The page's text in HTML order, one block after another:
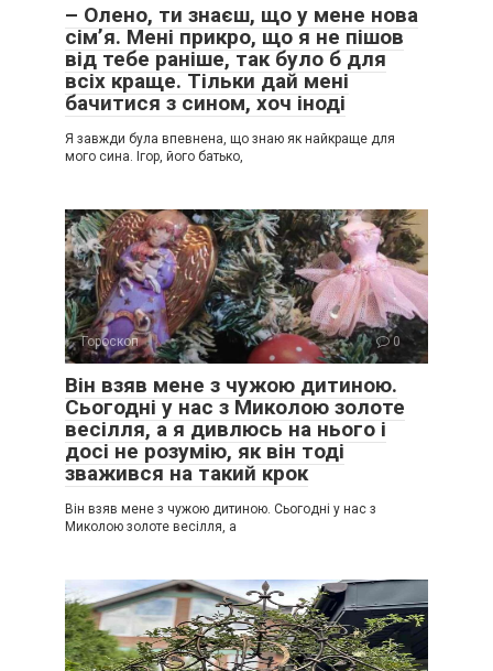
– Олено, ти знаєш, що у мене нова
сім’я. Мені прикро, що я не пішов
від тебе раніше, так було б для
всіх краще. Тільки дай мені
бачитися з сином, хоч іноді
Я завжди була впевнена, що знаю як найкраще для
мого сина. Ігор, його батько,
Гороскоп 0
Він взяв мене з чужою дитиною.
Сьогодні у нас з Миколою золоте
весілля, а я дивлюсь на нього і
досі не розумію, як він тоді
зважився на такий крок
Він взяв мене з чужою дитиною. Сьогодні у нас з
Миколою золоте весілля, а